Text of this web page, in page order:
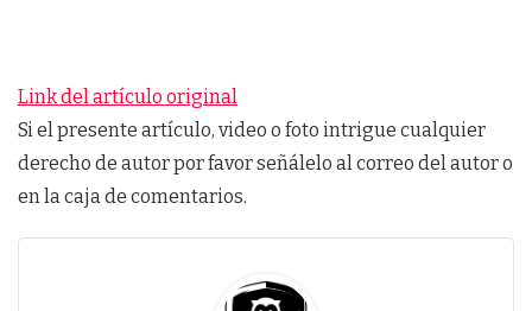
Link del artículo original
Si el presente artículo, video o foto intrigue cualquier
derecho de autor por favor señálelo al correo del autor o
en la caja de comentarios.